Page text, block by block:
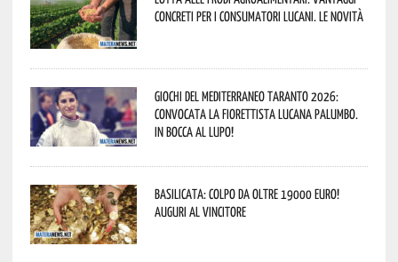
concreti per i consumatori lucani. Le novità
Giochi del Mediterraneo Taranto 2026:
convocata la fiorettista lucana Palumbo.
In bocca al lupo!
Basilicata: colpo da oltre 19000 Euro!
Auguri al vincitore